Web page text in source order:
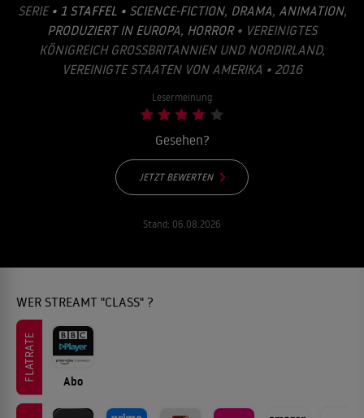
SERIE • 1 STAFFEL • SCIENCE-FICTION, DRAMA, ANIMATION,
PRODUZIERT IN EUROPA, HORROR• VEREINIGTES
KÖNIGREICH GROSSBRITANNIEN UND NORDIRLAND, V
EREINIGTE STAATEN VON AMERIKA • 2016
Lesermeinung
Gesehen?
JETZT BEWERTEN
Stand: 06.08.2026
WER STREAMT "CLASS" ?
FLATRATE Abo